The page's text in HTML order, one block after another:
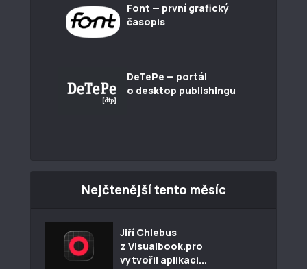
Font — první grafický
časopis
DeTePe — portál
o desktop publishingu
Nejčtenější tento měsíc
Jiří Chlebus
z Visualbook.pro
vytvořil aplikaci...